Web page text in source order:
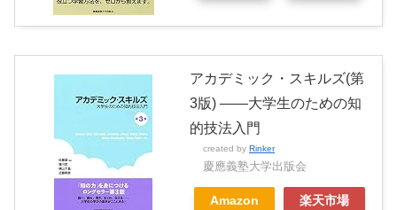
アカデミック・スキルズ(第
3版) ――大学生のための知
的技法入門
created by Rinker
慶應義塾大学出版会
Amazon 楽天市場